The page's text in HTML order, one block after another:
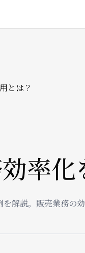
とは？
率
解説。販売業務の